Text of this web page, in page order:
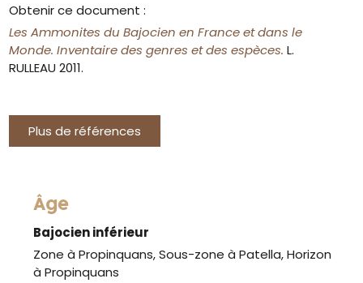
Obtenir ce document :
Les Ammonites du Bajocien en France et dans le
Monde. Inventaire des genres et des espèces. L.
RULLEAU 2011.
Plus de références
Âge
Bajocien inférieur
Zone à Propinquans, Sous-zone à Patella, Horizon
à Propinquans